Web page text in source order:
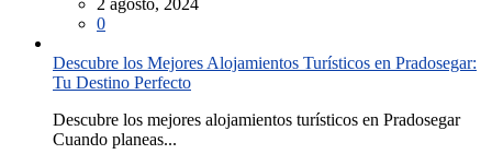
2 agosto, 2024
0
Descubre los Mejores Alojamientos Turísticos en Pradosegar:
Tu Destino Perfecto
Descubre los mejores alojamientos turísticos en Pradosegar
Cuando planeas...